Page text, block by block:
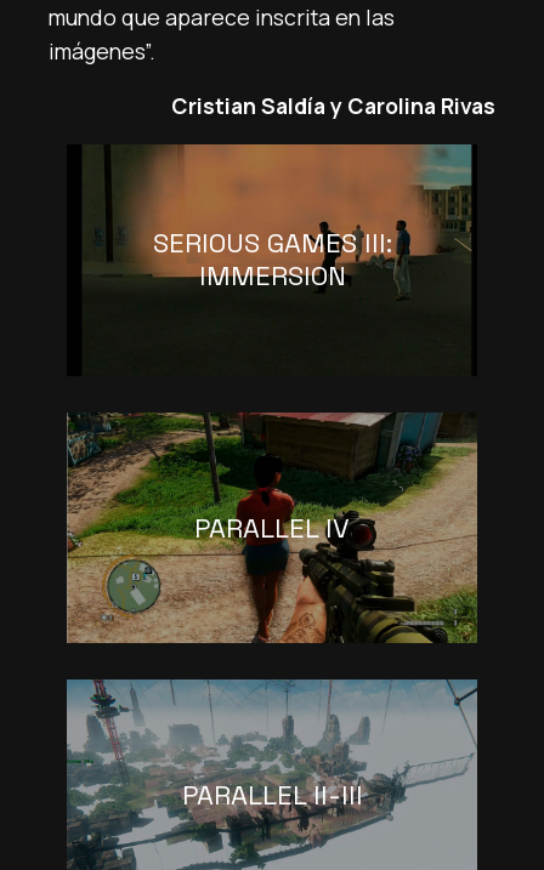
mundo que aparece inscrita en las
imágenes”.
Cristian Saldía y Carolina Rivas
SERIOUS GAMES III:
IMMERSION
PARALLEL IV
PARALLEL II-III